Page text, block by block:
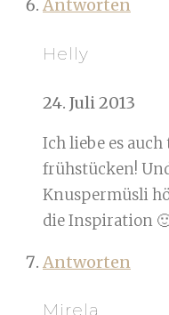
Antworten
Helly
24. Juli 2013
Ich liebe es
frühstücken!
Knuspermüsli
die Inspiration
Antworten
Mirela